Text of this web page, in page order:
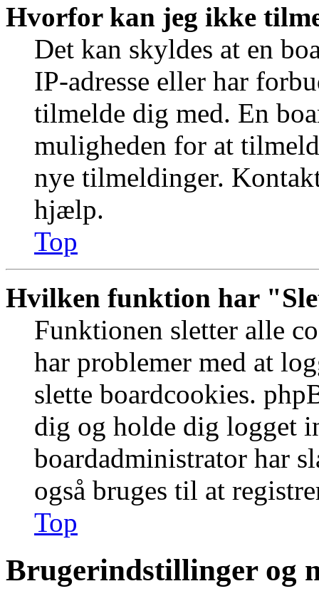
Hvorfor kan jeg ikke
Det kan skyldes at en
IP-adresse eller har
tilmelde dig med. En
muligheden for at
nye tilmeldinger.
hjælp.
Top
Hvilken funktion har
Funktionen sletter alle
har problemer med at
slette boardcookies.
dig og holde dig logget
boardadministrator har
også bruges til at
Top
Brugerindstillinger og